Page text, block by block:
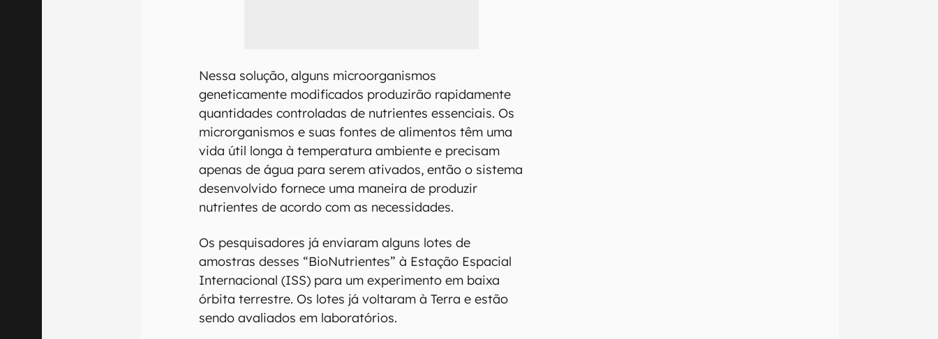
Nessa solução, alguns microorganismos
geneticamente modificados produzirão rapidamente
quantidades controladas de nutrientes essenciais. Os
microrganismos e suas fontes de alimentos têm uma
vida útil longa à temperatura ambiente e precisam
apenas de água para serem ativados, então o sistema
desenvolvido fornece uma maneira de produzir
nutrientes de acordo com as necessidades.
Os pesquisadores já enviaram alguns lotes de
amostras desses “BioNutrientes” à Estação Espacial
Internacional (ISS) para um experimento em baixa
órbita terrestre. Os lotes já voltaram à Terra e estão
sendo avaliados em laboratórios.